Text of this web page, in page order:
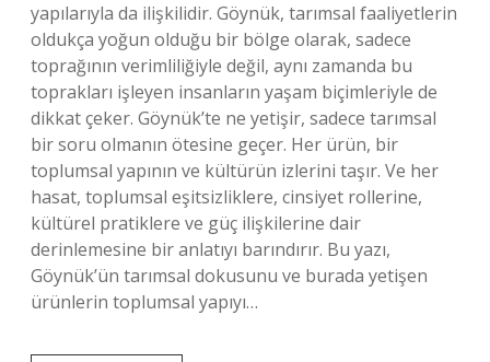
yapılarıyla da ilişkilidir. Göynük, tarımsal faaliyetlerin
oldukça yoğun olduğu bir bölge olarak, sadece
toprağının verimliliğiyle değil, aynı zamanda bu
toprakları işleyen insanların yaşam biçimleriyle de
dikkat çeker. Göynük’te ne yetişir, sadece tarımsal
bir soru olmanın ötesine geçer. Her ürün, bir
toplumsal yapının ve kültürün izlerini taşır. Ve her
hasat, toplumsal eşitsizliklere, cinsiyet rollerine,
kültürel pratiklere ve güç ilişkilerine dair
derinlemesine bir anlatıyı barındırır. Bu yazı,
Göynük’ün tarımsal dokusunu ve burada yetişen
ürünlerin toplumsal yapıyı…